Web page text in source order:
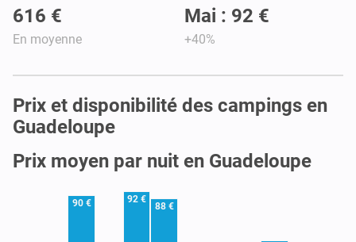
616 €
En moyenne
Mai : 92 €
+40%
Prix et disponibilité des campings en
Guadeloupe
Prix moyen par nuit en Guadeloupe
90 € 92 €
88 €